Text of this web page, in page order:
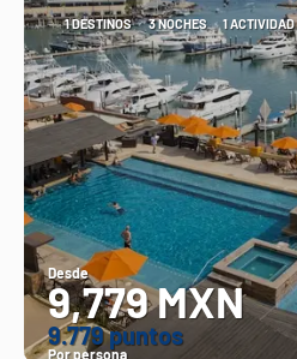
1 DESTINOS 3 NOCHES 1 ACTIVIDAD
Desde
9,779 MXN
9.779 puntos
Por persona